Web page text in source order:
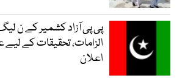
پی پی آزاد کشمیر کے ن
الزامات، تحقیقات کے لیے
اعلان